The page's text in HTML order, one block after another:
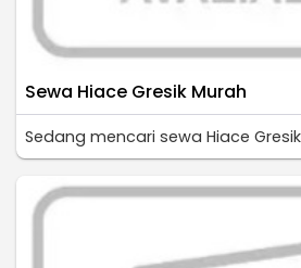
Sewa Hiace Gresik Murah
Sedang mencari sewa Hiace